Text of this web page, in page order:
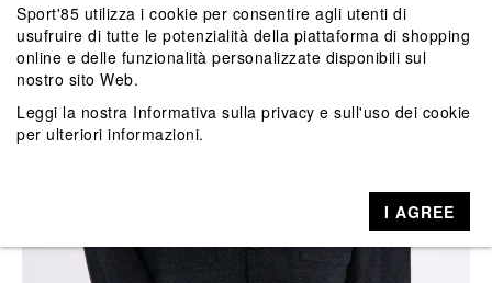
Sport'85 utilizza i cookie per consentire agli utenti di
usufruire di tutte le potenzialità della piattaforma di shopping
online e delle funzionalità personalizzate disponibili sul
nostro sito Web.
Leggi la nostra Informativa sulla privacy e sull'uso dei cookie
per ulteriori informazioni.
I AGREE